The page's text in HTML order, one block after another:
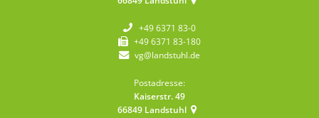
+49 6371 83-0
+49 6371 83-180
vg@landstuhl.de
Postadresse:
Kaiserstr. 49
66849 Landstuhl